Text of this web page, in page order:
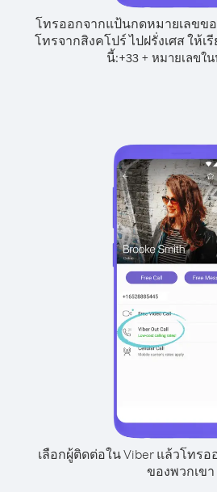
โทรออกจากแป้นกดหมายเลขขอ
โทรจากสิงคโปร์ ไปฝรั่งเศส ให้เ
นี้:+33+ หมายเลขใ
เลือกผู้ติดต่อใน Viber แล้วโทร
ของพวกเขา